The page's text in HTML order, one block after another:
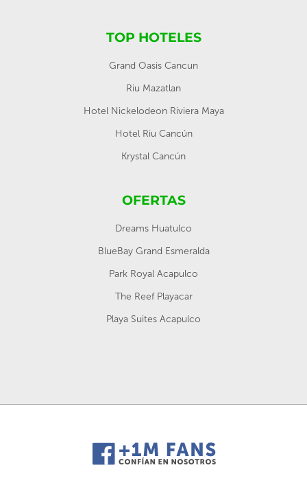
TOP HOTELES
Grand Oasis Cancun
Riu Mazatlan
Hotel Nickelodeon Riviera Maya
Hotel Riu Cancún
Krystal Cancún
OFERTAS
Dreams Huatulco
BlueBay Grand Esmeralda
Park Royal Acapulco
The Reef Playacar
Playa Suites Acapulco